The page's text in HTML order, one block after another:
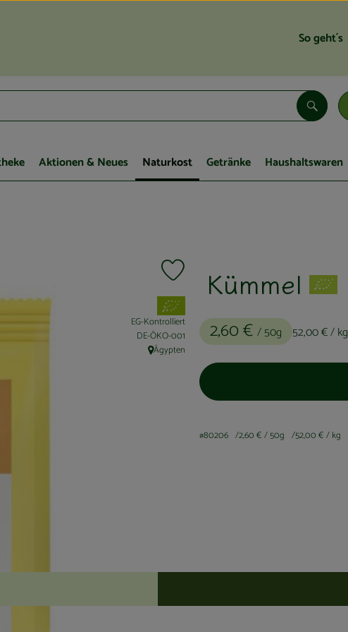
So geht´s
Suchen
Aktionen & Neues Naturkost Getränke Haushaltswaren
Kümmel
2,60 € / 50g 52,00 €/ kg
Produkt zu Favouriten hinzufügen
, Verband:
EG-Kontrolliert
, Kontrollstelle:
DE-ÖKO-001
, Herkunft:
Ägypten
#80206 2,60 €/ 50g 52,00 €/ kg